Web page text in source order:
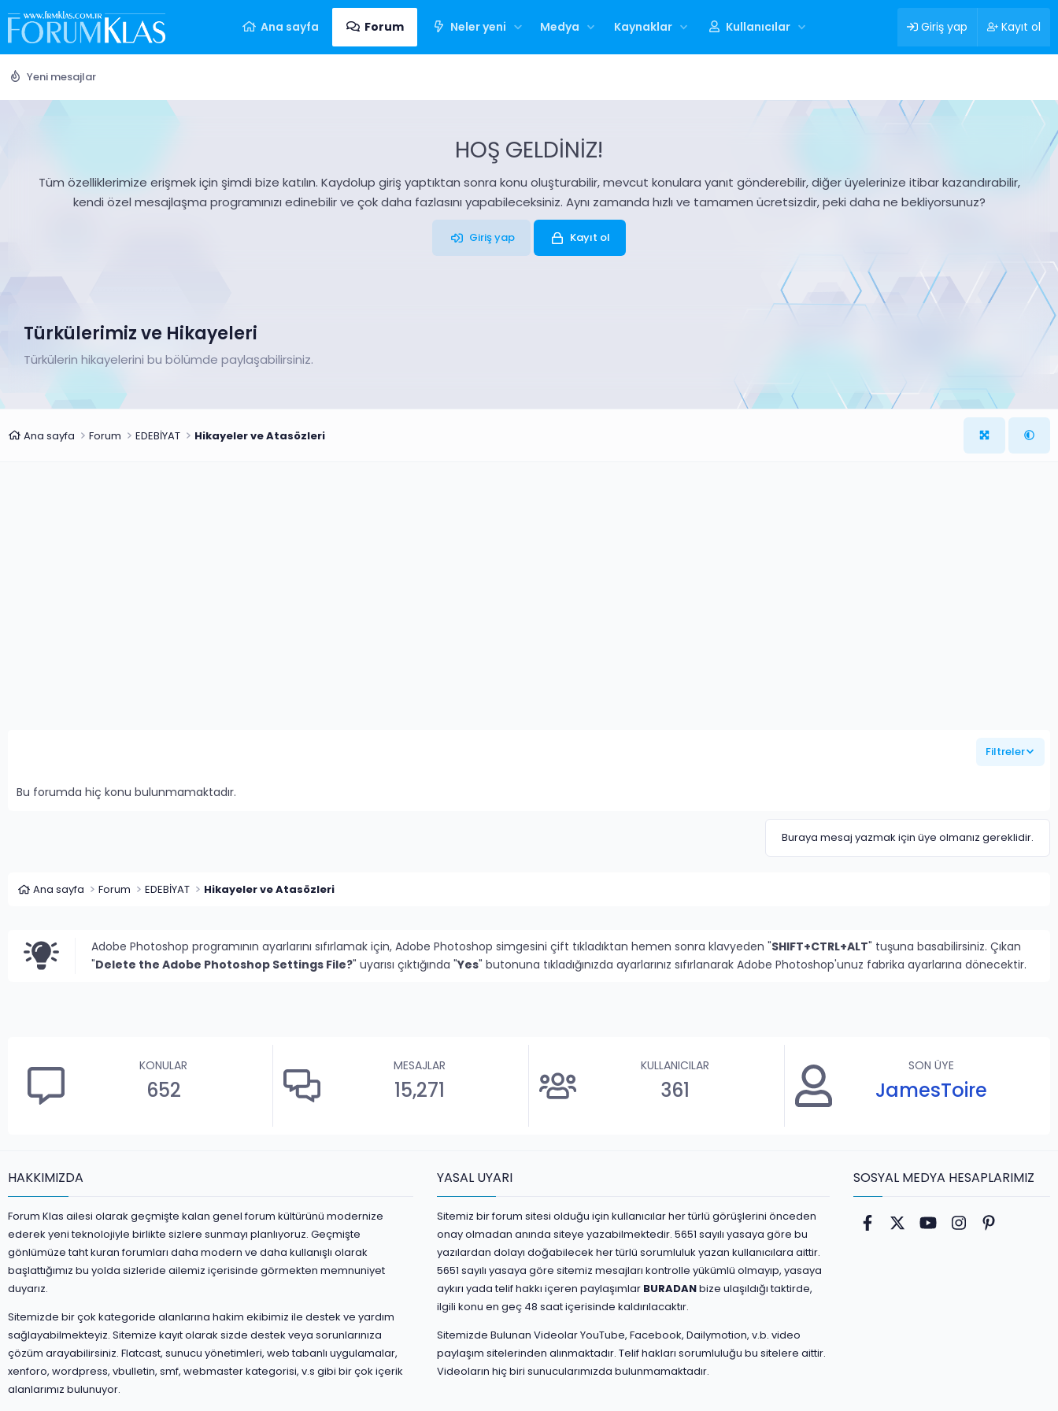
Ana sayfa Forum Neler yeni Medya Kaynaklar Kullanıcılar Giriş yap Kayıt ol
Yeni mesajlar
HOŞ GELDİNİZ!
Tüm özelliklerimize erişmek için şimdi bize katılın. Kaydolup giriş yaptıktan sonra konu oluşturabilir, mevcut konulara yanıt gönderebilir, diğer üyelerinize itibar kazandırabilir,
kendi özel mesajlaşma programınızı edinebilir ve çok daha fazlasını yapabileceksiniz. Aynı zamanda hızlı ve tamamen ücretsizdir, peki daha ne bekliyorsunuz?
Giriş yap Kayıt ol
Türkülerimiz ve Hikayeleri
Türkülerin hikayelerini bu bölümde paylaşabilirsiniz.
Ana sayfa Forum EDEBİYAT Hikayeler ve Atasözleri
Filtreler
Bu forumda hiç konu bulunmamaktadır.
Buraya mesaj yazmak için üye olmanız gereklidir.
Ana sayfa Forum EDEBİYAT Hikayeler ve Atasözleri
Adobe Photoshop programının ayarlarını sıfırlamak için, Adobe Photoshop simgesini çift tıkladıktan hemen sonra klavyeden "SHIFT+CTRL+ALT" tuşuna basabilirsiniz. Çıkan
"Delete the Adobe Photoshop Settings File?" uyarısı çıktığında "Yes" butonuna tıkladığınızda ayarlarınız sıfırlanarak Adobe Photoshop'unuz fabrika ayarlarına dönecektir.
KONULAR
652
MESAJLAR
15,271
KULLANICILAR
361
SON ÜYE
JamesToire
HAKKIMIZDA
Forum Klas ailesi olarak geçmişte kalan genel forum kültürünü modernize
ederek yeni teknolojiyle birlikte sizlere sunmayı planlıyoruz. Geçmişte
gönlümüze taht kuran forumları daha modern ve daha kullanışlı olarak
başlattığımız bu yolda sizleride ailemiz içerisinde görmekten memnuniyet
duyarız.
Sitemizde bir çok kategoride alanlarına hakim ekibimiz ile destek ve yardım
sağlayabilmekteyiz. Sitemize kayıt olarak sizde destek veya sorunlarınıza
çözüm arayabilirsiniz. Flatcast, sunucu yönetimleri, web tabanlı uygulamalar,
xenforo, wordpress, vbulletin, smf, webmaster kategorisi, v.s gibi bir çok içerik
alanlarımız bulunuyor.
YASAL UYARI
Sitemiz bir forum sitesi olduğu için kullanıcılar her türlü görüşlerini önceden
onay olmadan anında siteye yazabilmektedir. 5651 sayılı yasaya göre bu
yazılardan dolayı doğabilecek her türlü sorumluluk yazan kullanıcılara aittir.
5651 sayılı yasaya göre sitemiz mesajları kontrolle yükümlü olmayıp, yasaya
aykırı yada telif hakkı içeren paylaşımlar BURADANbize ulaşıldığı taktirde,
ilgili konu en geç 48 saat içerisinde kaldırılacaktır.
Sitemizde Bulunan Videolar YouTube, Facebook, Dailymotion, v.b. video
paylaşım sitelerinden alınmaktadır. Telif hakları sorumluluğu bu sitelere aittir.
Videoların hiç biri sunucularımızda bulunmamaktadır.
SOSYAL MEDYA HESAPLARIMIZ
Facebook
Twitter youtubeInstagram